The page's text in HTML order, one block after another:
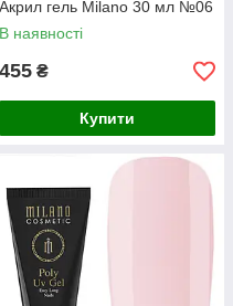
Акрил гель Milano 30 мл №06
В наявності
455 ₴
Купити